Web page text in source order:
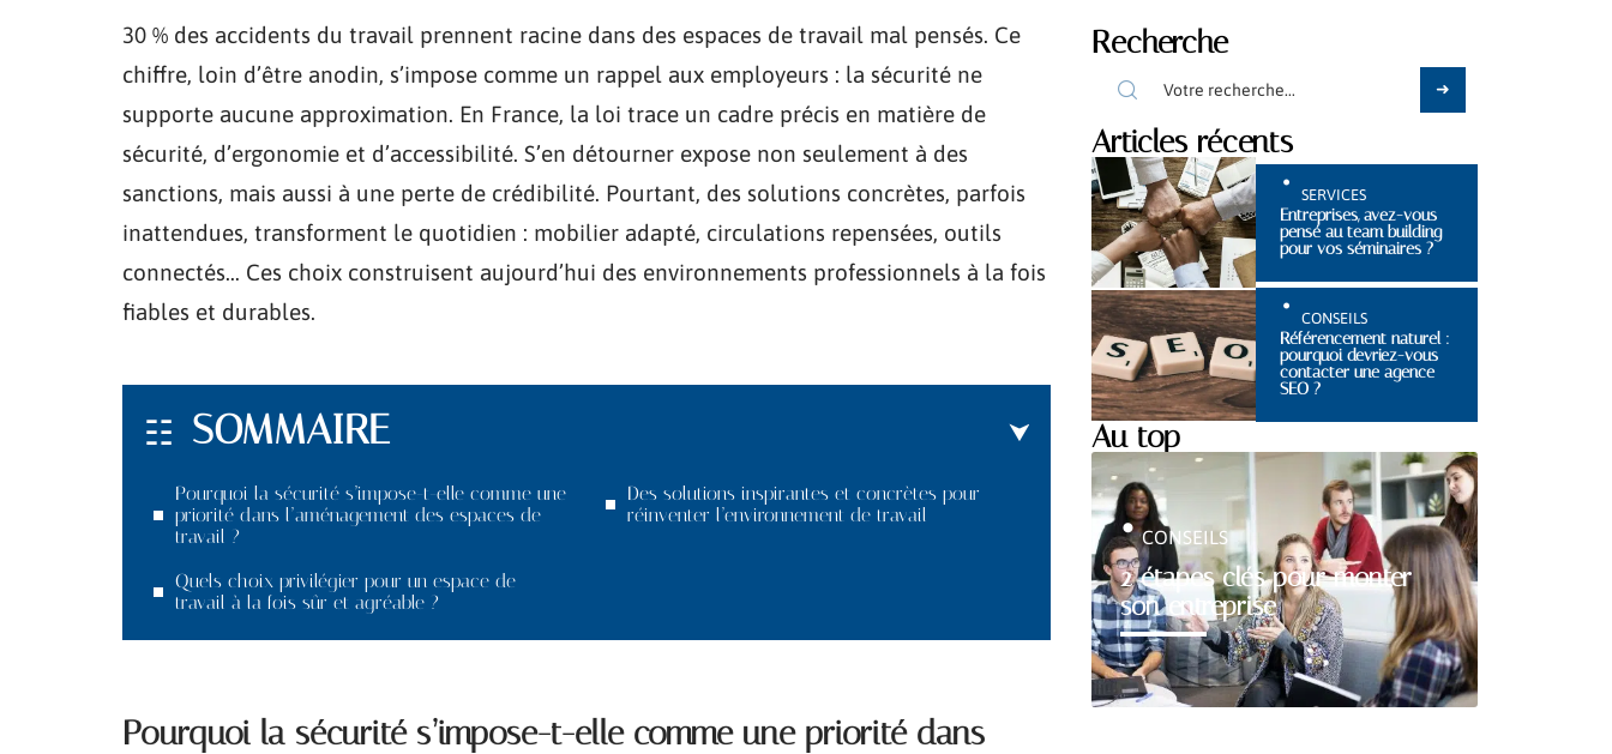
30 % des accidents du travail prennent racine dans des espaces de travail mal pensés. Ce
chiffre, loin d’être anodin, s’impose comme un rappel aux employeurs : la sécurité ne
supporte aucune approximation. En France, la loi trace un cadre précis en matière de
sécurité, d’ergonomie et d’accessibilité. S’en détourner expose non seulement à des
sanctions, mais aussi à une perte de crédibilité. Pourtant, des solutions concrètes, parfois
inattendues, transforment le quotidien : mobilier adapté, circulations repensées, outils
connectés… Ces choix construisent aujourd’hui des environnements professionnels à la fois
fiables et durables.
SOMMAIRE
Pourquoi la sécurité s’impose-t-elle comme une
priorité dans l’aménagement des espaces de
travail ?
Quels choix privilégier pour un espace de
travail à la fois sûr et agréable ?
Des solutions inspirantes et concrètes pour
réinventer l’environnement de travail
Pourquoi la sécurité s’impose-t-elle comme une priorité dans
Recherche
Articles récents
SERVICES
Entreprises, avez-vous
pensé au team building
pour vos séminaires ?
CONSEILS
Référencement naturel :
pourquoi devriez-vous
contacter une agence
SEO ?
Au top
2 étapes clés pour monter
son entreprise
CONSEILS